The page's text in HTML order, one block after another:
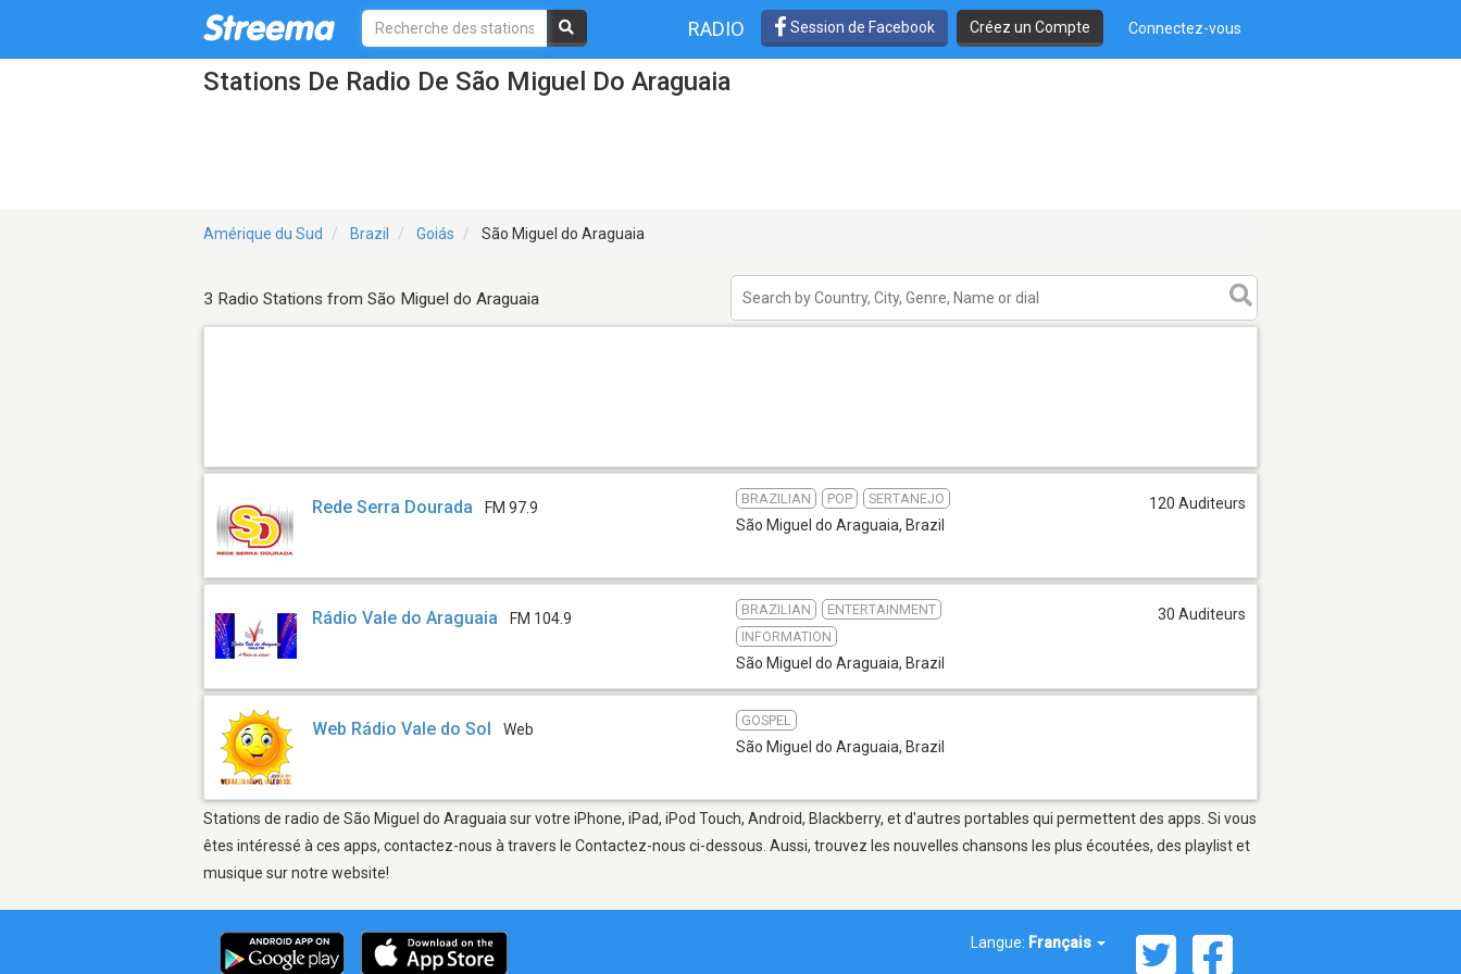
RADIO Session de Facebook Créez un Compte Connectez-vous
Stations De Radio De São Miguel Do Araguaia
Amérique du Sud Brazil Goiás São Miguel do Araguaia
3 Radio Stations from São Miguel do Araguaia
Rede Serra Dourada FM 97.9
BRAZILIAN POP SERTANEJO
São Miguel do Araguaia, Brazil
120 Auditeurs
Rádio Vale do Araguaia FM 104.9
BRAZILIAN
ENTERTAINMENT
INFORMATION
São Miguel do Araguaia, Brazil
30 Auditeurs
Web Rádio Vale do Sol Web
GOSPEL
São Miguel do Araguaia, Brazil
Stations de radio de São Miguel do Araguaia sur votre iPhone, iPad, iPod Touch, Android, Blackberry, et d'autres portables qui permettent des apps. Si vous
êtes intéressé à ces apps, contactez-nous à travers le Contactez-nous ci-dessous. Aussi, trouvez les nouvelles chansons les plus écoutées, des playlist et
musique sur notre website!
Langue: Français